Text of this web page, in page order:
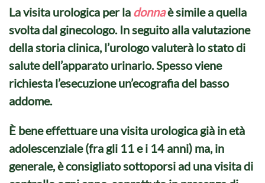
La visita urologica per la donnaè simile a quella
svolta dal ginecologo. In seguito alla valutazione
della storia clinica, l’urologo valuterà lo stato di
salute dell’apparato urinario. Spesso viene
richiesta l’esecuzione un’ecografia del basso
addome.
È bene effettuare unavisita urologica già in età
adolescenziale (fra gli 11 e i 14 anni) ma, in
generale, è consigliato sottoporsi ad una visita di